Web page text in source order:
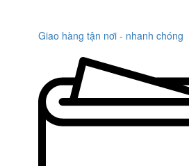
Giao hàng tận nơi - nhanh chóng